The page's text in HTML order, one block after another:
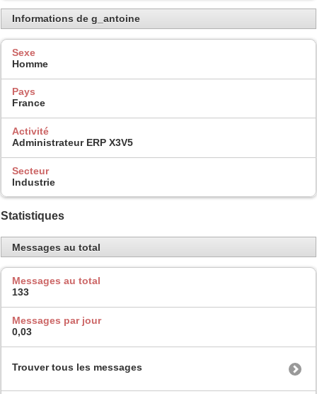
Informations de g_antoine
Sexe
Homme
Pays
France
Activité
Administrateur ERP X3V5
Secteur
Industrie
Statistiques
Messages au total
Messages au total
133
Messages par jour
0,03
Trouver tous les messages